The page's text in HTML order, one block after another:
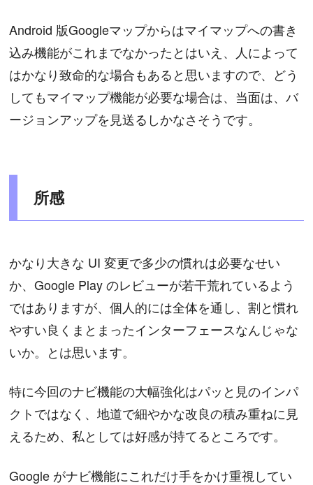
Android 版Googleマップからはマイマップへの書き
込み機能がこれまでなかったとはいえ、人によって
はかなり致命的な場合もあると思いますので、どう
してもマイマップ機能が必要な場合は、当面は、バ
ージョンアップを見送るしかなさそうです。
所感
かなり大きな UI 変更で多少の慣れは必要なせい
か、Google Play のレビューが若干荒れているよう
ではありますが、個人的には全体を通し、割と慣れ
やすい良くまとまったインターフェースなんじゃな
いか。とは思います。
特に今回のナビ機能の大幅強化はパッと見のインパ
クトではなく、地道で細やかな改良の積み重ねに見
えるため、私としては好感が持てるところです。
Google がナビ機能にこれだけ手をかけ重視してい